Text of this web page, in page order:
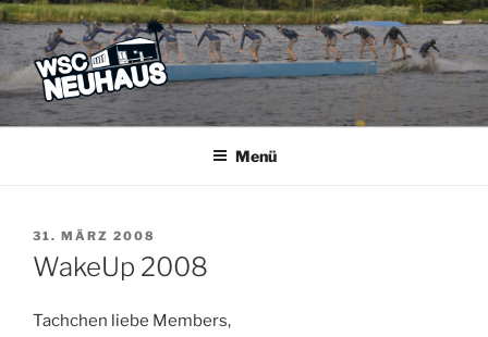
Zum
Inhalt
springen
WSC NEUHAUS
Der Verein mit dem Haus am See
Menü
VERÖFFENTLICHT
AM
31. MÄRZ 2008
WakeUp 2008
Tachchen liebe Members,